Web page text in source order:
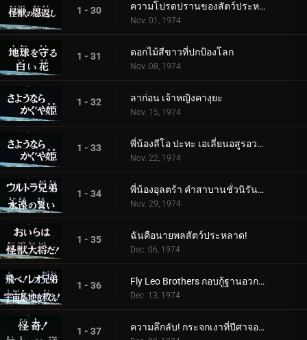
1 - 30 ความโปรดปรานของสัตว์ประหลาด
Nov. 01, 1974
1 - 31 ดอกไม้สีขาวที่ปกป้องโลก
Nov. 08, 1974
1 - 32 ลาก่อน เจ้าหญิงคางุยะ
Nov. 15, 1974
1 - 33 พี่น้องลีโอ ปะทะ เอเลี่ยนอสูรอวกาศ
Nov. 22, 1974
1 - 34 พี่น้องอุลตร้า คำสาบานชั่วนิรันดร์
Nov. 29, 1974
1 - 35 ฉันคือนายพลสัตว์ประหลาด!
Dec. 06, 1974
1 - 36 Fly Leo Brothers กอบกู้ฐานอวกาศ!
Dec. 13, 1974
1 - 37 ความลึกลับ! กระจกเงาที่ปีศาจอาศัยอยู่